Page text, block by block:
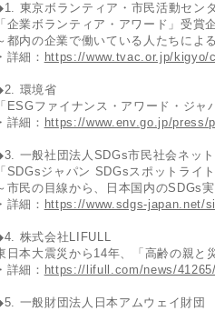
東京ボランティア・市民活動セン
「企業ボランティア・アワード」受賞
都内の企業で働いている人たちによ
・詳細： https://www.tvac.or.jp/kigyo/
環境省
「ESGファイナンス・アワード・ジャ
・詳細： https://www.env.go.jp/press/
一般社団法人SDGs市民社会ネット
「SDGsジャパン SDGsスポットライ
市民の目線から、日本国内のSDGs
・詳細： https://www.sdgs-japan.net/
株式会社LIFULL
日本大震災から14年、「高齢の親と
・詳細： https://lifull.com/news/41265/
一般財団法人日本アムウェイ財団